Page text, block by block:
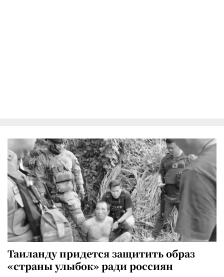
Таиланду придется защитить образ
«страны улыбок» ради россиян